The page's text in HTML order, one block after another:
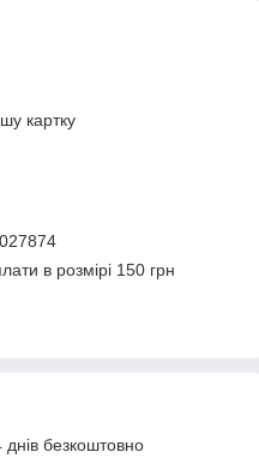
картку
в розмірі 150 грн
безкоштовно